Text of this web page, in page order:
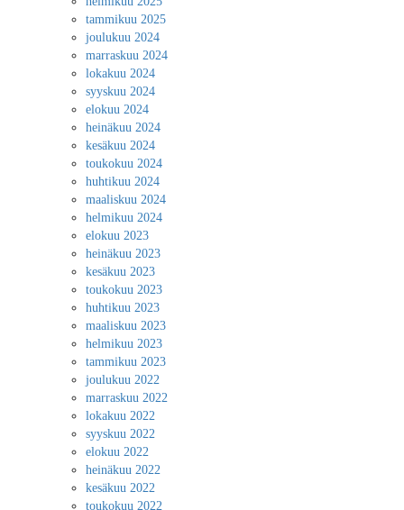
tammikuu 2025
joulukuu 2024
marraskuu 2024
lokakuu 2024
syyskuu 2024
elokuu 2024
heinäkuu 2024
kesäkuu 2024
toukokuu 2024
huhtikuu 2024
maaliskuu 2024
helmikuu 2024
elokuu 2023
heinäkuu 2023
kesäkuu 2023
toukokuu 2023
huhtikuu 2023
maaliskuu 2023
helmikuu 2023
tammikuu 2023
joulukuu 2022
marraskuu 2022
lokakuu 2022
syyskuu 2022
elokuu 2022
heinäkuu 2022
kesäkuu 2022
toukokuu 2022